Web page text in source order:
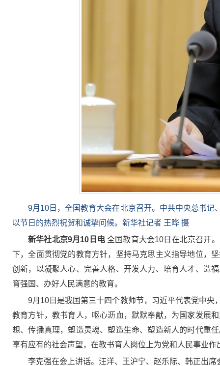
9月10日，全国教育大会在北京召开。中共中央总书
以节日的热烈祝贺和诚挚问候。新华社记者 王晔 摄
新华社北京9月10日电全国教育大会10日在北京召开
下，全面贯彻党的教育方针，坚持马克思主义指导地位，
创新，以凝聚人心、完善人格、开发人力、培育人才、造
育强国、办好人民满意的教育。
9月10日是我国第三十四个教师节，习近平代表党中
教育方针，教书育人，呕心沥血，默默奉献，为国家发展
想、传播真理，塑造灵魂、塑造生命、塑造新人的时代重
享有应有的社会声望，在教书育人岗位上为党和人民事业作
李克强在会上讲话。汪洋、王沪宁、赵乐际、韩正出席